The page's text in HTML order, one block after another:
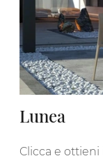
Lunea
Clicca e